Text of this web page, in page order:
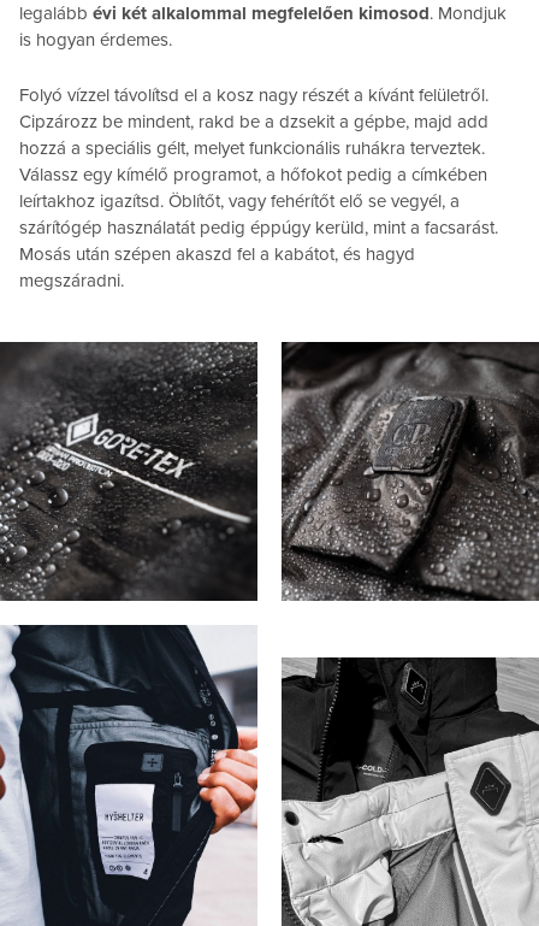
legalább évi két alkalommal megfelelően kimosod. Mondjuk
is hogyan érdemes.
Folyó vízzel távolítsd el a kosz nagy részét a kívánt felületről.
Cipzározz be mindent, rakd be a dzsekit a gépbe, majd add
hozzá a speciális gélt, melyet funkcionális ruhákra terveztek.
Válassz egy kímélő programot, a hőfokot pedig a címkében
leírtakhoz igazítsd. Öblítőt, vagy fehérítőt elő se vegyél, a
szárítógép használatát pedig éppúgy kerüld, mint a facsarást.
Mosás után szépen akaszd fel a kabátot, és hagyd
megszáradni.